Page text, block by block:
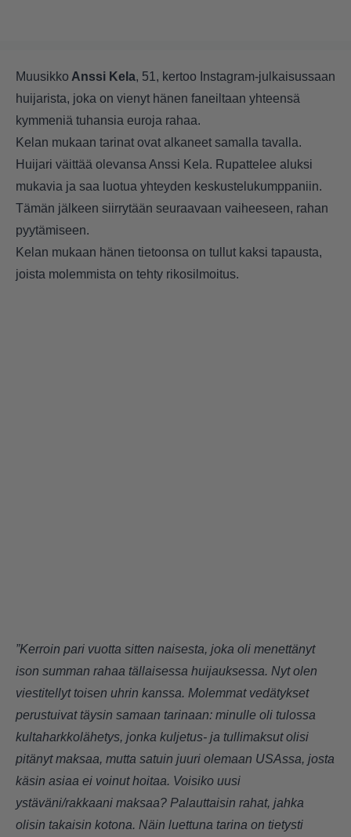
Muusikko Anssi Kela, 51, kertoo Instagram-julkaisussaan
huijarista, joka on vienyt hänen faneiltaan yhteensä
kymmeniä tuhansia euroja rahaa.
Kelan mukaan tarinat ovat alkaneet samalla tavalla.
Huijari väittää olevansa Anssi Kela. Rupattelee aluksi
mukavia ja saa luotua yhteyden keskustelukumppaniin.
Tämän jälkeen siirrytään seuraavaan vaiheeseen, rahan
pyytämiseen.
Kelan mukaan hänen tietoonsa on tullut kaksi tapausta,
joista molemmista on tehty rikosilmoitus.
”Kerroin pari vuotta sitten naisesta, joka oli menettänyt
ison summan rahaa tällaisessa huijauksessa. Nyt olen
viestitellyt toisen uhrin kanssa. Molemmat vedätykset
perustuivat täysin samaan tarinaan: minulle oli tulossa
kultaharkkolähetys, jonka kuljetus- ja tullimaksut olisi
pitänyt maksaa, mutta satuin juuri olemaan USAssa, josta
käsin asiaa ei voinut hoitaa. Voisiko uusi
ystäväni/rakkaani maksaa? Palauttaisin rahat, jahka
olisin takaisin kotona. Näin luettuna tarina on tietysti